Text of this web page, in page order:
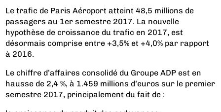
Le trafic de Paris Aéroport atteint 48,5 millions de
passagers au 1er semestre 2017. La nouvelle
hypothèse de croissance du trafic en 2017, est
désormais comprise entre +3,5% et +4,0% par rapport
à 2016.
Le chiffre d’affaires consolidé du Groupe ADP est en
hausse de 2,4 %, à 1.459 millions d’euros sur le premier
semestre 2017, principalement du fait de :